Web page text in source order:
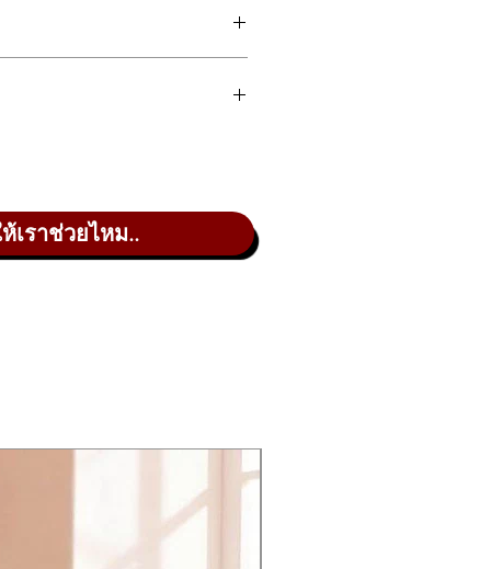
celeste, crotales — and
any of eight arpeggiators. There
the Kurzweil SP6 is makes
เราช่วยไหม..